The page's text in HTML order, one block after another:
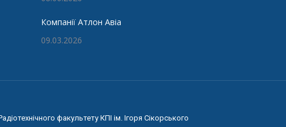
Компанії Атлон Авіа
09.03.2026
факультету КПІ ім. Ігоря Сікорського